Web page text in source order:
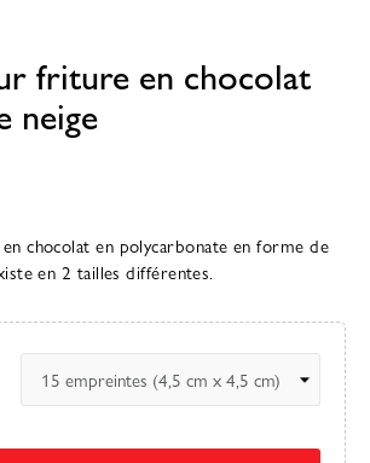
friture en chocolat
neige
chocolat en polycarbonate en forme de
en 2 tailles différentes.